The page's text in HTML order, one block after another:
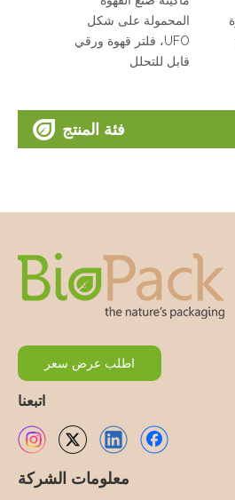
الموضعية عبوات قهوة
محمصة قابلة لإعادة
التدوير بالجملة
فئة المنتج
اطلب عرض سعر
اتبعنا
معلومات الشركة